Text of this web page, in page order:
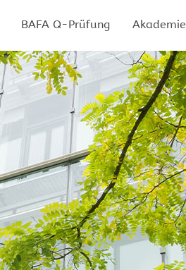
BAFA Q-Prüfung Akademie